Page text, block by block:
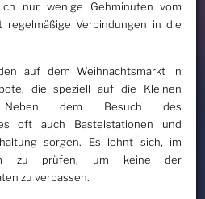
nur wenige Gehminuten vom
Verbindungen in die
auf dem Weihnachtsmarkt in
die speziell auf die Kleinen
Neben dem Besuch des
oft auch Bastelstationen und
sorgen. Es lohnt sich, im
zu prüfen, um keine der
zu verpassen.